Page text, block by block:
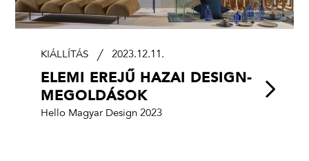
KIÁLLÍTÁS 2023.12.11.
ELEMI EREJŰ HAZAI DESIGN­
MEGOLDÁSOK
Hello Magyar Design 2023